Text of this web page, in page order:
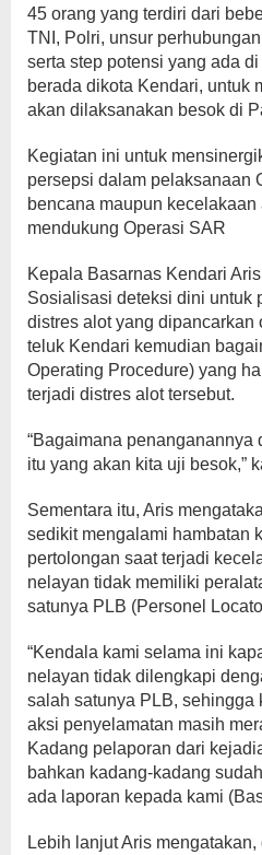
45 orang yang terdiri dari
TNI, Polri, unsur
serta step potensi yang ada
berada dikota Kendari, untuk
akan dilaksanakan besok di
Kegiatan ini untuk
persepsi dalam pelaksanaan
bencana maupun
mendukung Operasi SAR
Kepala Basarnas Kendari
Sosialisasi deteksi dini untuk
distres alot yang dipancarkan
teluk Kendari kemudian
Operating Procedure) yang
terjadi distres alot tersebut.
“Bagaimana penanganannya
itu yang akan kita uji besok,”
Sementara itu, Aris
sedikit mengalami hambatan
pertolongan saat terjadi
nelayan tidak memiliki
satunya PLB (Personel
“Kendala kami selama ini
nelayan tidak dilengkapi
salah satunya PLB, sehingga
aksi penyelamatan masih
Kadang pelaporan dari
bahkan kadang-kadang
ada laporan kepada kami
Lebih lanjut Aris